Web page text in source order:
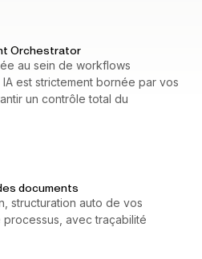
Orchestrator
au sein de workflows
est strictement bornée par vos
un contrôle total du
documents
structuration auto de vos
processus, avec traçabilité